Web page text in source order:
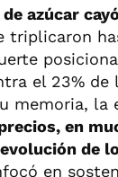
azúcar cayó
triplicaron
el 23% de
memoria, la
en
de
en